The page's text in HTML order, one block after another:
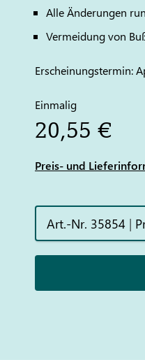
Alle Änderungen
Vermeidung von
Erscheinungstermin:
Einmalig
20,55 €
Preis- und
Art.-Nr. 35854 |